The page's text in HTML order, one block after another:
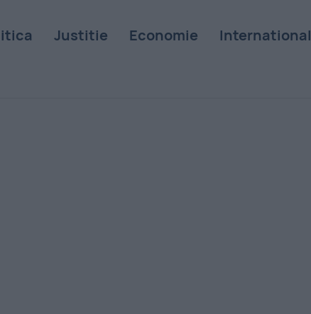
Justitie Economie International